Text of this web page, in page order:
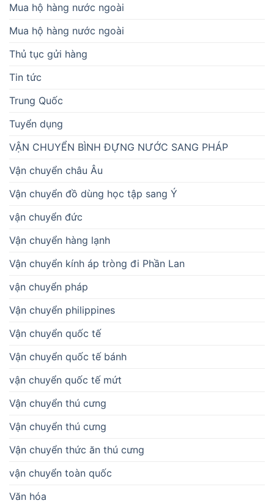
Mua hộ hàng nước ngoài
Mua hộ hàng nước ngoài
Thủ tục gửi hàng
Tin tức
Trung Quốc
Tuyển dụng
VẬN CHUYỂN BÌNH ĐỰNG NƯỚC SANG PHÁP
Vận chuyển châu Âu
Vận chuyển đồ dùng học tập sang Ý
vận chuyển đức
Vận chuyển hàng lạnh
Vận chuyển kính áp tròng đi Phần Lan
vận chuyển pháp
Vận chuyển philippines
Vận chuyển quốc tế
Vận chuyển quốc tế bánh
vận chuyển quốc tế mứt
Vận chuyển thú cưng
Vận chuyển thú cưng
Vận chuyển thức ăn thú cưng
vận chuyển toàn quốc
Văn hóa